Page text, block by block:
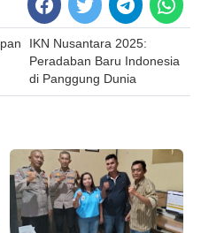
IKN Nusantara 2025:
Peradaban Baru Indonesia
di Panggung Dunia